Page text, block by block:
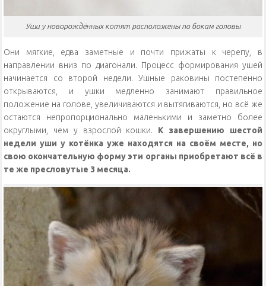
Уши у новорождённых котят расположены по бокам головы
Они мягкие, едва заметные и почти прижаты к черепу, в
направлении вниз по диагонали. Процесс формирования ушей
начинается со второй недели. Ушные раковины постепенно
открываются, и ушки медленно занимают правильное
положение на голове, увеличиваются и вытягиваются, но всё же
остаются непропорционально маленькими и заметно более
округлыми, чем у взрослой кошки. К завершению шестой
недели уши у котёнка уже находятся на своём месте, но
свою окончательную форму эти органы приобретают всё в
те же пресловутые 3 месяца.